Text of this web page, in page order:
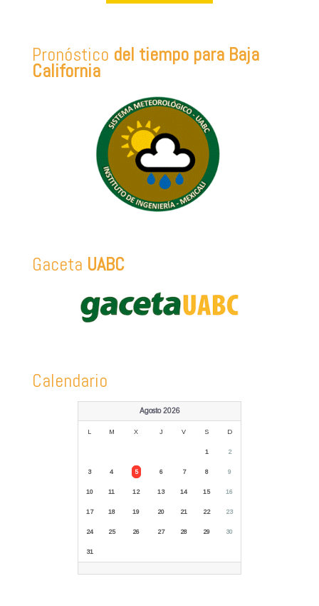
Pronóstico del tiempo para Baja
California
Gaceta UABC
Calendario
Agosto 2026
L M X J V S D
1 2
3 4 5 6 7 8 9
10 11 12 13 14 15 16
17 18 19 20 21 22 23
24 25 26 27 28 29 30
31